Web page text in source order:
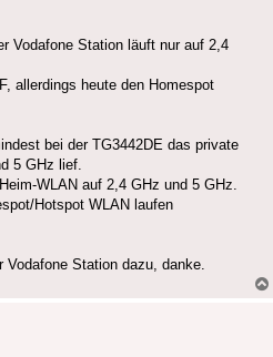
Vodafone Station läuft nur auf 2,4
allerdings heute den Homespot
bei der TG3442DE das private
5 GHz lief.
WLAN auf 2,4 GHz und 5 GHz.
Hotspot WLAN laufen
Vodafone Station dazu, danke.